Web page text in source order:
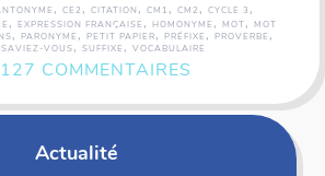
, CE2 , CITATION , CM1 , CM2 , CYCLE 3 ,
, EXPRESSION FRANÇAISE , HOMONYME , MOT, MOT
, PARONYME , PETIT PAPIER, PRÉFIXE , PROVERBE ,
SAVIEZ-VOUS, SUFFIXE , VOCABULAIRE
127 COMMENTAIRES
Actualité